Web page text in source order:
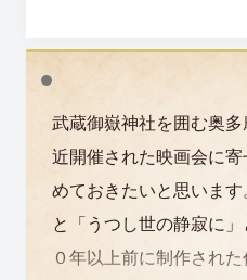
武蔵御嶽神社を囲む奥
近開催された映画会に
めておきたいと思います
と「うつし世の静寂に」
０年以上前に制作され